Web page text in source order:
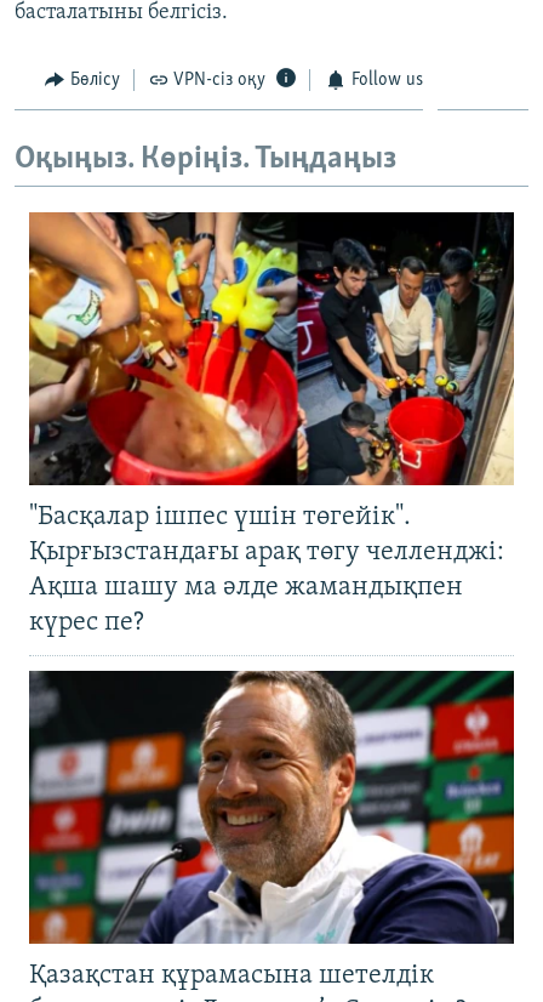
басталатыны белгісіз.
Бөлісу VPN-сіз оқу Follow us
Оқыңыз. Көріңіз. Тыңдаңыз
"Басқалар ішпес үшін төгейік".
Қырғызстандағы арақ төгу челленджі:
Ақша шашу ма әлде жамандықпен
күрес пе?
Қазақстан құрамасына шетелдік